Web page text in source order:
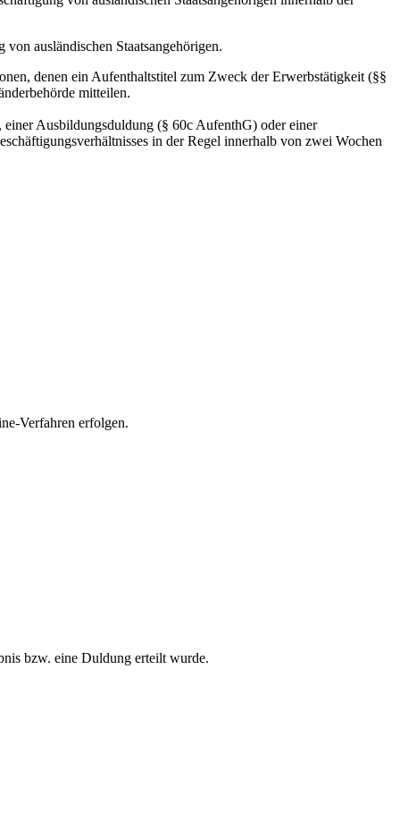
ausländischen Staatsangehörigen.
denen ein Aufenthaltstitel zum Zweck der Erwerbstätigkeit (§§
mitteilen.
Ausbildungsduldung (§ 60c AufenthG) oder einer
in der Regel innerhalb von zwei Wochen
Verfahren erfolgen.
bzw. eine Duldung erteilt wurde.